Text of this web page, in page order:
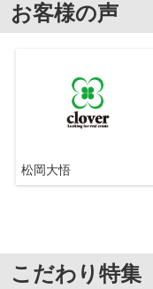
お客様の声
松岡大悟
こだわり特集